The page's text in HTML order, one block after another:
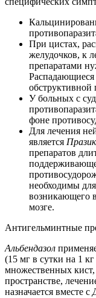
При цистах,
желудочков, к
препаратами
Распадающиеся
обструктивной
У больных с
фоне
Для лечения
является
препаратов
необходимы
возникающего
мозге.
Антигельминтные
Альбендазол
(15 мг в сутки на 1
множественных
пространстве,
назначается вместе с